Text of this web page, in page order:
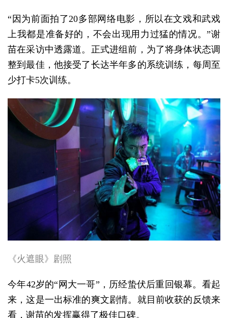
“因为前面拍了20多部网络电影，所以在文戏和武戏
上我都是准备好的，不会出现用力过猛的情况。”谢
苗在采访中透露道。正式进组前，为了将身体状态调
整到最佳，他接受了长达半年多的系统训练，每周至
少打卡5次训练。
《火遮眼》剧照
今年42岁的“网大一哥”，历经蛰伏后重回银幕。看起
来，这是一出标准的爽文剧情。就目前收获的反馈来
看，谢苗的发挥赢得了极佳口碑。